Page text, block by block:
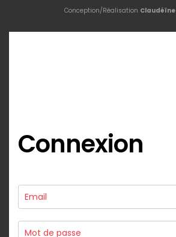
Conception/Réalisation Claudéïne
Connexion